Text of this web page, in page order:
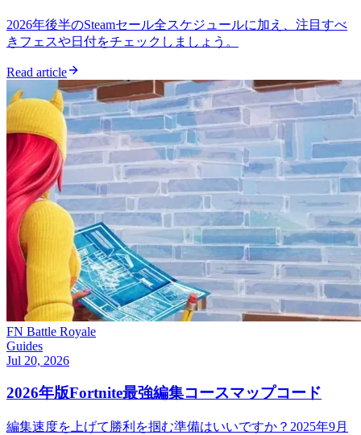
2026年後半のSteamセール全スケジュールに加え、注目すべ
きフェスや日付をチェックしましょう。
Read article
FN Battle Royale
Guides
Jul 20, 2026
2026年版Fortnite最強編集コースマップコード
編集速度を上げて勝利を掴む準備はいいですか？2025年9月